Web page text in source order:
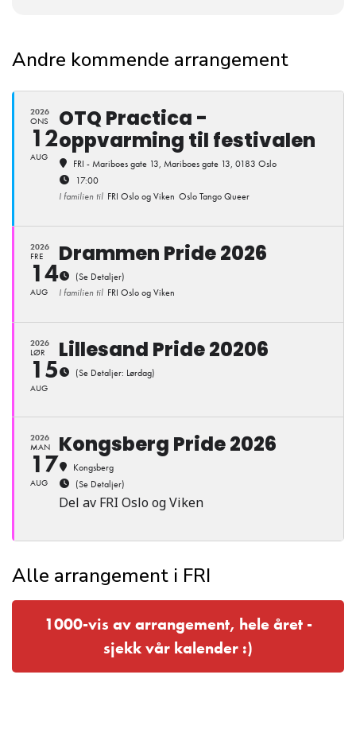
Andre kommende arrangement
2026
ONS
12
AUG
OTQ Practica -
oppvarming til festivalen
FRI - Mariboes gate 13, Mariboes gate 13, 0183 Oslo
17:00
I familien til FRI Oslo og Viken Oslo Tango Queer
2026
FRE
14
AUG
Drammen Pride 2026
(Se Detaljer)
I familien til FRI Oslo og Viken
2026
LØR
15
AUG
Lillesand Pride 20206
(Se Detaljer: Lørdag)
2026
MAN
17
AUG
Kongsberg Pride 2026
Kongsberg
(Se Detaljer)
Del av FRI Oslo og Viken
Alle arrangement i FRI
1000-vis av arrangement, hele året -
sjekk vår kalender :)